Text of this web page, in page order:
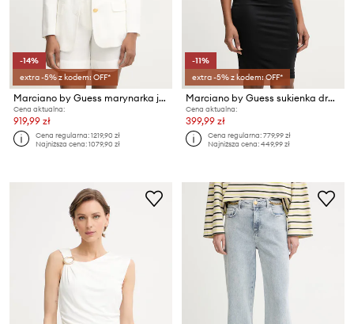
-14%
extra -5% z kodem: OFF*
Marciano by Guess marynarka jednorzędowa damska z dodatkiem lnu JANE
Cena aktualna:
919,99 zł
Cena regularna:1219,90 zł
Najniższa cena:1079,90 zł
-11%
extra -5% z kodem: OFF*
Marciano by Guess sukienka drapowana z wiskozy INES
Cena aktualna:
399,99 zł
Cena regularna:779,99 zł
Najniższa cena:449,99 zł